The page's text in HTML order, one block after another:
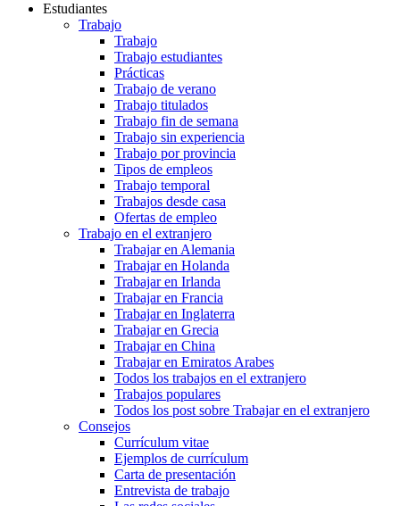
Estudiantes
Trabajo
Trabajo
Trabajo estudiantes
Prácticas
Trabajo de verano
Trabajo titulados
Trabajo fin de semana
Trabajo sin experiencia
Trabajo por provincia
Tipos de empleos
Trabajo temporal
Trabajos desde casa
Ofertas de empleo
Trabajo en el extranjero
Trabajar en Alemania
Trabajar en Holanda
Trabajar en Irlanda
Trabajar en Francia
Trabajar en Inglaterra
Trabajar en Grecia
Trabajar en China
Trabajar en Emiratos Arabes
Todos los trabajos en el extranjero
Trabajos populares
Todos los post sobre Trabajar en el extranjero
Consejos
Currículum vitae
Ejemplos de currículum
Carta de presentación
Entrevista de trabajo